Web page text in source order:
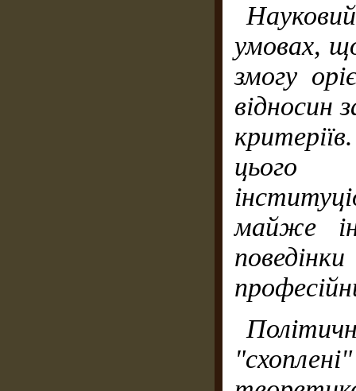
умовах,
змогу
відносин
цього
майже